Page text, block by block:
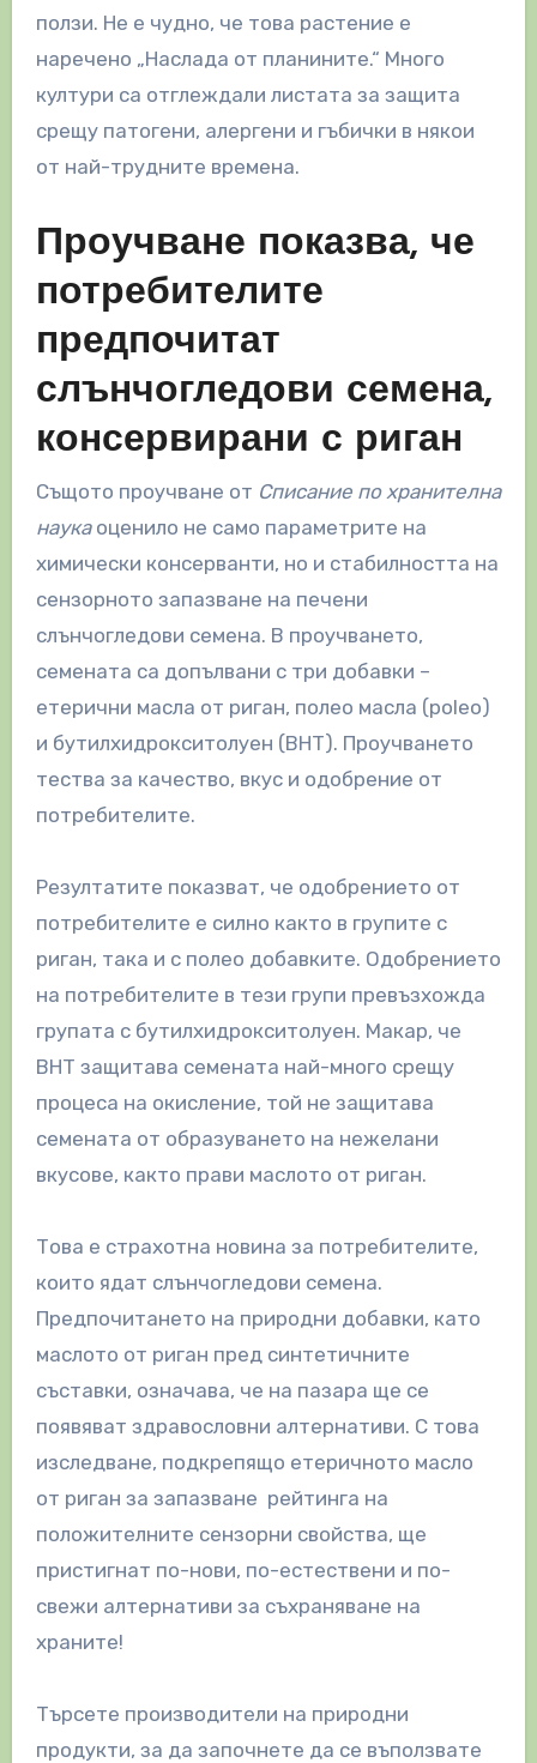
ползи. Не е чудно, че това растение е
наречено „Наслада от планините.“ Много
култури са отглеждали листата за защита
срещу патогени, алергени и гъбички в някои
от най-трудните времена.
Проучване показва, че
потребителите
предпочитат
слънчогледови семена,
консервирани с риган
Същото проучване от Списание по хранителна
наукаоценило не само параметрите на
химически консерванти, но и стабилността на
сензорното запазване на печени
слънчогледови семена. В проучването,
семената са допълвани с три добавки –
етерични масла от риган, полео масла (poleo)
и бутилхидрокситолуен (BHT). Проучването
тества за качество, вкус и одобрение от
потребителите.
Резултатите показват, че одобрението от
потребителите е силно както в групите с
риган, така и с полео добавките. Одобрението
на потребителите в тези групи превъзхожда
групата с бутилхидрокситолуен. Макар, че
BHT защитава семената най-много срещу
процеса на окисление, той не защитава
семената от образуването на нежелани
вкусове, както прави маслото от риган.
Това е страхотна новина за потребителите,
които ядат слънчогледови семена.
Предпочитането на природни добавки, като
маслото от риган пред синтетичните
съставки, означава, че на пазара ще се
появяват здравословни алтернативи. С това
изследване, подкрепящо етеричното масло
от риган за запазване рейтинга на
положителните сензорни свойства, ще
пристигнат по-нови, по-естествени и по-
свежи алтернативи за съхраняване на
храните!
Търсете производители на природни
продукти, за да започнете да се въползвате